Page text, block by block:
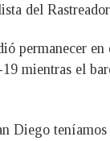
del
permanecer
mientras el
Diego